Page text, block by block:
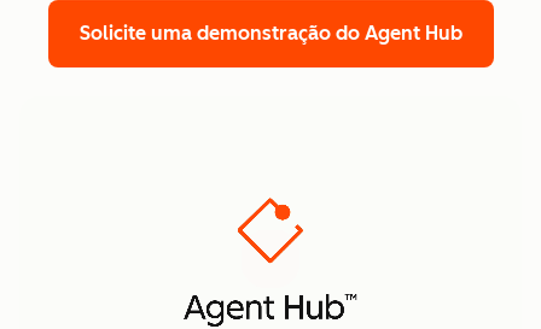
Solicite uma demonstração do Agent Hub